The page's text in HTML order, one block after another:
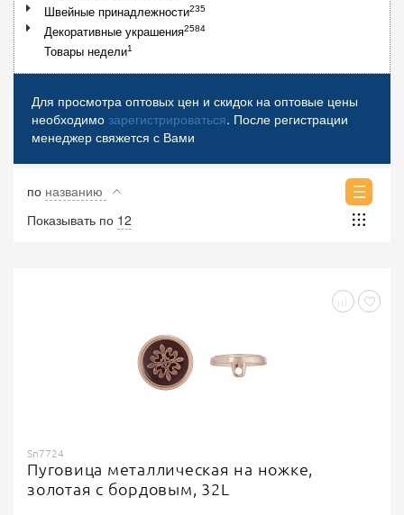
Швейные принадлежности235
Декоративные украшения2584
Товары недели1
Для просмотра оптовых цен и скидок на оптовые цены
необходимо зарегистрироваться. После регистрации
менеджер свяжется с Вами
по названию
Показывать по 12
Sn7724
Пуговица металлическая на ножке,
золотая с бордовым, 32L